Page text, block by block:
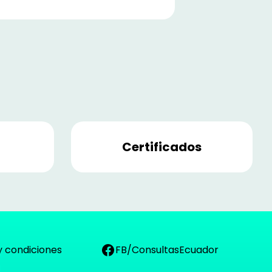
Certificados
condiciones
FB/ConsultasEcuador